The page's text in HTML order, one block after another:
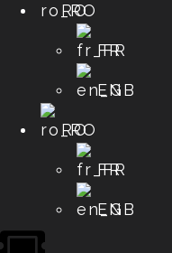
RO
FR
EN
RO
FR
EN